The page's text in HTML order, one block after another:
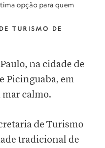
opção para quem
TURISMO DE
na cidade de
Picinguaba, em
mar calmo.
de Turismo
tradicional de